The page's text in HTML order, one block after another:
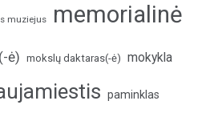
muziejus
memorialinė
ė) mokslų daktaras(-ė) mokykla
paminklas